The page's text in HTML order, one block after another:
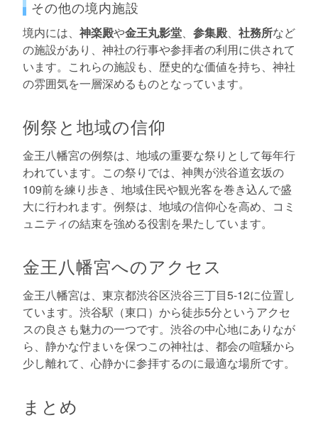
その他の境内施設
境内には、 神楽殿や金王丸影堂、 参集殿、 社務所など
の施設があり、神社の行事や参拝者の利用に供されて
います。これらの施設も、歴史的な価値を持ち、神社
の雰囲気を一層深めるものとなっています。
例祭と地域の信仰
金王八幡宮の例祭は、地域の重要な祭りとして毎年行
われています。この祭りでは、神輿が渋谷道玄坂の
109前を練り歩き、地域住民や観光客を巻き込んで盛
大に行われます。例祭は、地域の信仰心を高め、コミ
ュニティの結束を強める役割を果たしています。
金王八幡宮へのアクセス
金王八幡宮は、東京都渋谷区渋谷三丁目5-12に位置し
ています。渋谷駅（東口）から徒歩5分というアクセ
スの良さも魅力の一つです。渋谷の中心地にありなが
ら、静かな佇まいを保つこの神社は、都会の喧騒から
少し離れて、心静かに参拝するのに最適な場所です。
まとめ